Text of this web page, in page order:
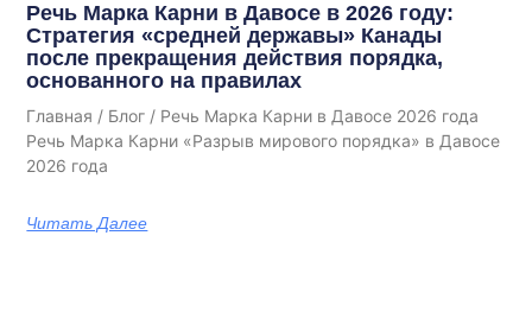
Речь Марка Карни в Давосе в 2026 году:
Стратегия «средней державы» Канады
после прекращения действия порядка,
основанного на правилах
Главная / Блог / Речь Марка Карни в Давосе 2026 года
Речь Марка Карни «Разрыв мирового порядка» в Давосе
2026 года
Читать Далее